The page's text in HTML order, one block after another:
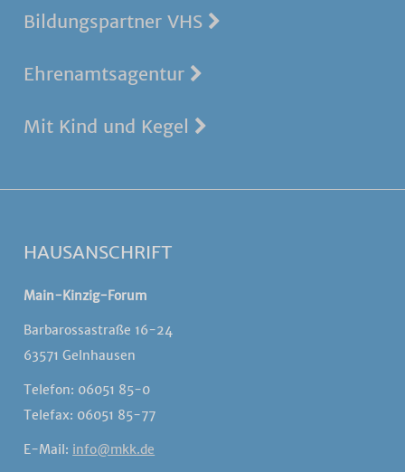
Bildungspartner VHS
Ehrenamtsagentur
Mit Kind und Kegel
HAUSANSCHRIFT
Main-Kinzig-Forum
Barbarossastraße 16-24
63571 Gelnhausen
Telefon: 06051 85-0
Telefax: 06051 85-77
E-Mail: info@mkk.de